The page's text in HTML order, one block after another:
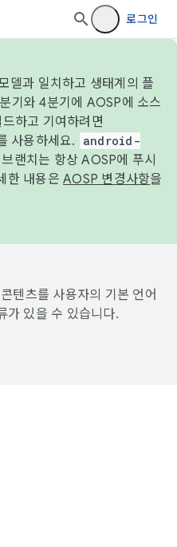
로그인
델과 일치하고 생태계의 플
기와 4분기에 AOSP에 소스
하고 기여하려면
사용하세요.
android-
랜치는 항상 AOSP에 푸시
한 내용은 AOSP 변경사항을
텐츠를 사용자의 기본 언어
가 있을 수 있습니다.